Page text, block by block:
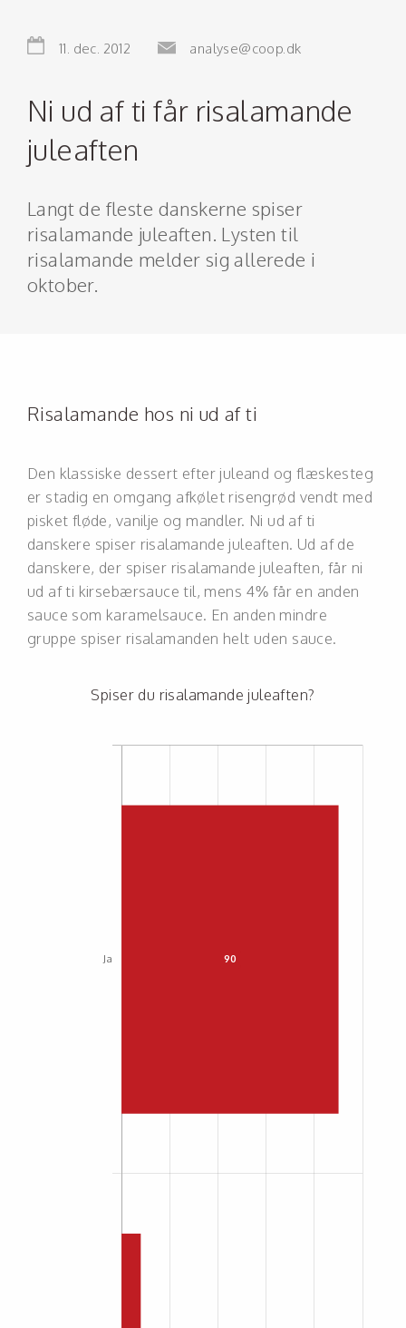
11. dec. 2012 analyse@coop.dk
Ni ud af ti får risalamande
juleaften
Langt de fleste danskerne spiser
risalamande juleaften. Lysten til
risalamande melder sig allerede i
oktober.
Risalamande hos ni ud af ti
Den klassiske dessert efter juleand og flæskesteg
er stadig en omgang afkølet risengrød vendt med
pisket fløde, vanilje og mandler. Ni ud af ti
danskere spiser risalamande juleaften. Ud af de
danskere, der spiser risalamande juleaften, får ni
ud af ti kirsebærsauce til, mens 4% får en anden
sauce som karamelsauce. En anden mindre
gruppe spiser risalamanden helt uden sauce.
Spiser du risalamande juleaften?